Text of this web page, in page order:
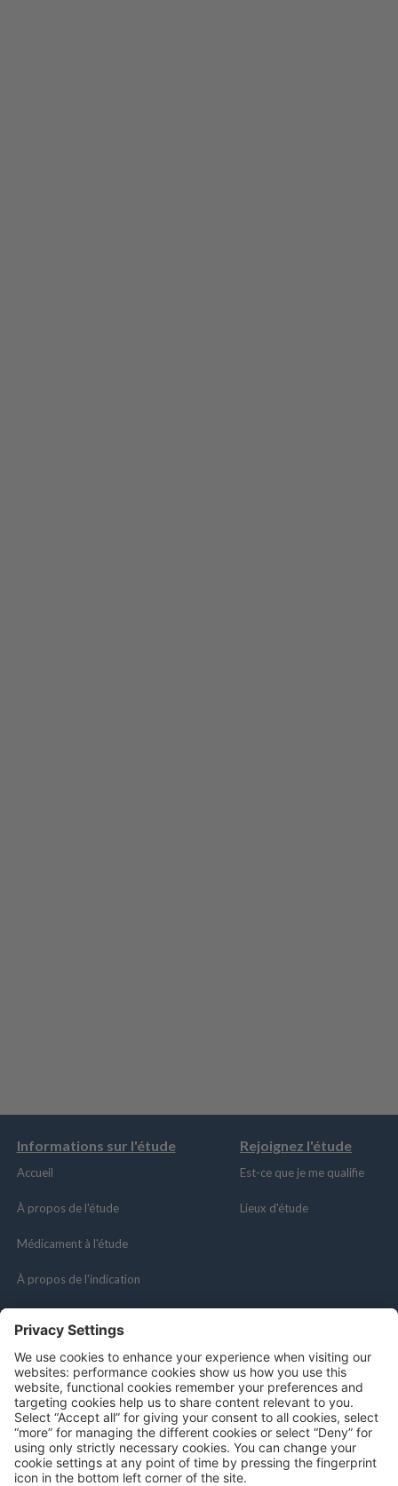
Informations sur l'étude
Accueil
À propos de l'étude
Médicament à l'étude
À propos de l'indication
Rejoignez l'étude
Est-ce que je me qualifie
Lieux d'étude
Resources
Recherche clinique
Portail des patients
Professionnels de la santé